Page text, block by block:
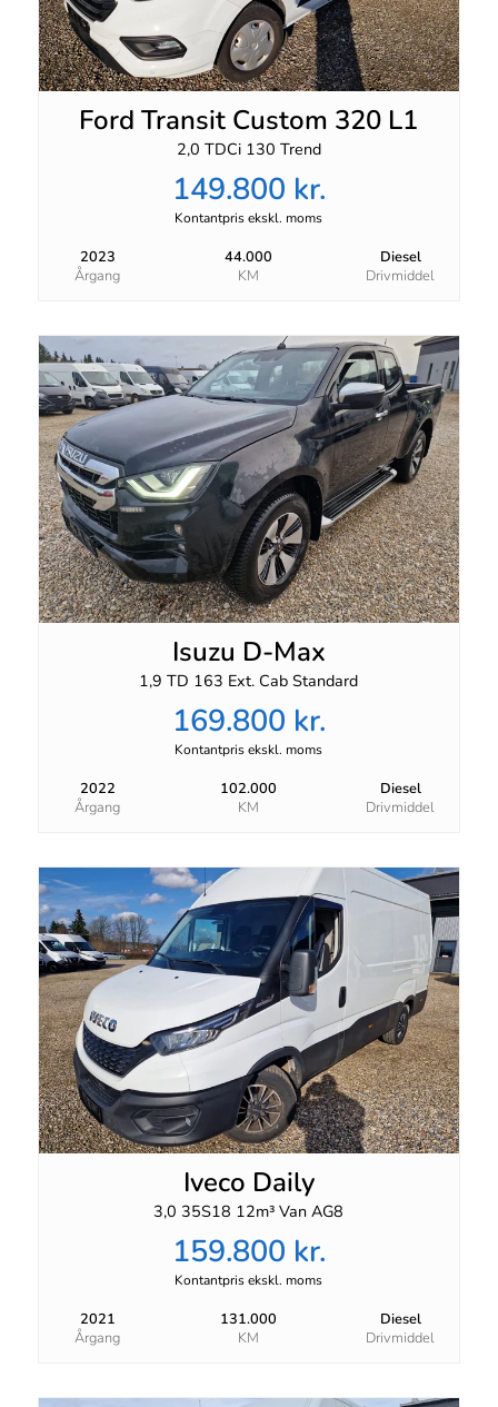
Ford Transit Custom 320 L1
2,0 TDCi 130 Trend
149.800 kr.
Kontantpris ekskl. moms
2023
Årgang
44.000
KM
Diesel
Drivmiddel
Isuzu D-Max
1,9 TD 163 Ext. Cab Standard
169.800 kr.
Kontantpris ekskl. moms
2022
Årgang
102.000
KM
Diesel
Drivmiddel
Iveco Daily
3,0 35S18 12m³ Van AG8
159.800 kr.
Kontantpris ekskl. moms
2021
Årgang
131.000
KM
Diesel
Drivmiddel